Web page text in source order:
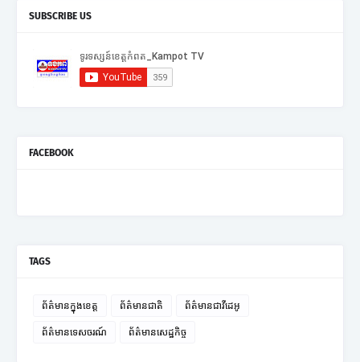
SUBSCRIBE US
FACEBOOK
TAGS
ព័ត៌មានក្នុងខេត្ត ព័ត៌មានជាតិ ព័ត៌មានជាវីដេអូ
ព័ត៌មានទេសចរណ៍ ព័ត៌មានសេដ្ឋកិច្ច